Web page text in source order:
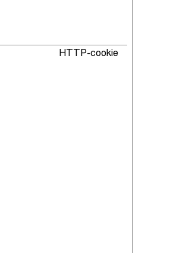
HTTP-cookie